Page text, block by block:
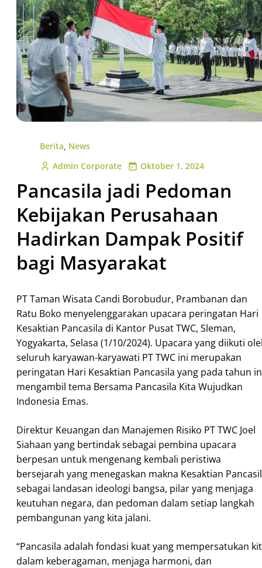
Berita, News
Admin Corporate
Oktober 1, 2024
Pancasila jadi Pedoman
Kebijakan Perusahaan
Hadirkan Dampak Positif
bagi Masyarakat
PT Taman Wisata Candi Borobudur, Prambanan dan
Ratu Boko menyelenggarakan upacara peringatan Hari
Kesaktian Pancasila di Kantor Pusat TWC, Sleman,
Yogyakarta, Selasa (1/10/2024). Upacara yang diikuti
seluruh karyawan-karyawati PT TWC ini merupakan
peringatan Hari Kesaktian Pancasila yang pada tahun
mengambil tema Bersama Pancasila Kita Wujudkan
Indonesia Emas.
Direktur Keuangan dan Manajemen Risiko PT TWC Joel
Siahaan yang bertindak sebagai pembina upacara
berpesan untuk mengenang kembali peristiwa
bersejarah yang menegaskan makna Kesaktian
sebagai landasan ideologi bangsa, pilar yang menjaga
keutuhan negara, dan pedoman dalam setiap langkah
pembangunan yang kita jalani.
“Pancasila adalah fondasi kuat yang mempersatukan
dalam keberagaman, menjaga harmoni, dan